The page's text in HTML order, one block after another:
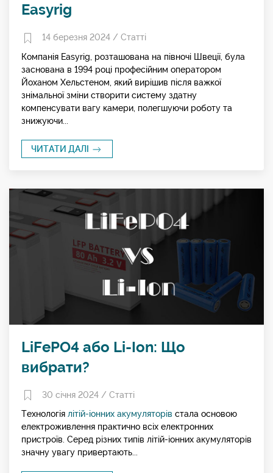
Easyrig
14 березня 2024 / Статті
Компанія Easyrig, розташована на півночі Швеції, була
заснована в 1994 році професійним оператором
Йоханом Хельстеном, який вирішив після важкої
знімальної зміни створити систему здатну
компенсувати вагу камери, полегшуючи роботу та
знижуючи...
ЧИТАТИ ДАЛІ
LiFePO4 або Li-Ion: Що
вибрати?
30 січня 2024 / Статті
Технологія літій-іонних акумуляторів стала основою
електроживлення практично всіх електронних
пристроїв. Серед різних типів літій-іонних акумуляторів
значну увагу привертають...